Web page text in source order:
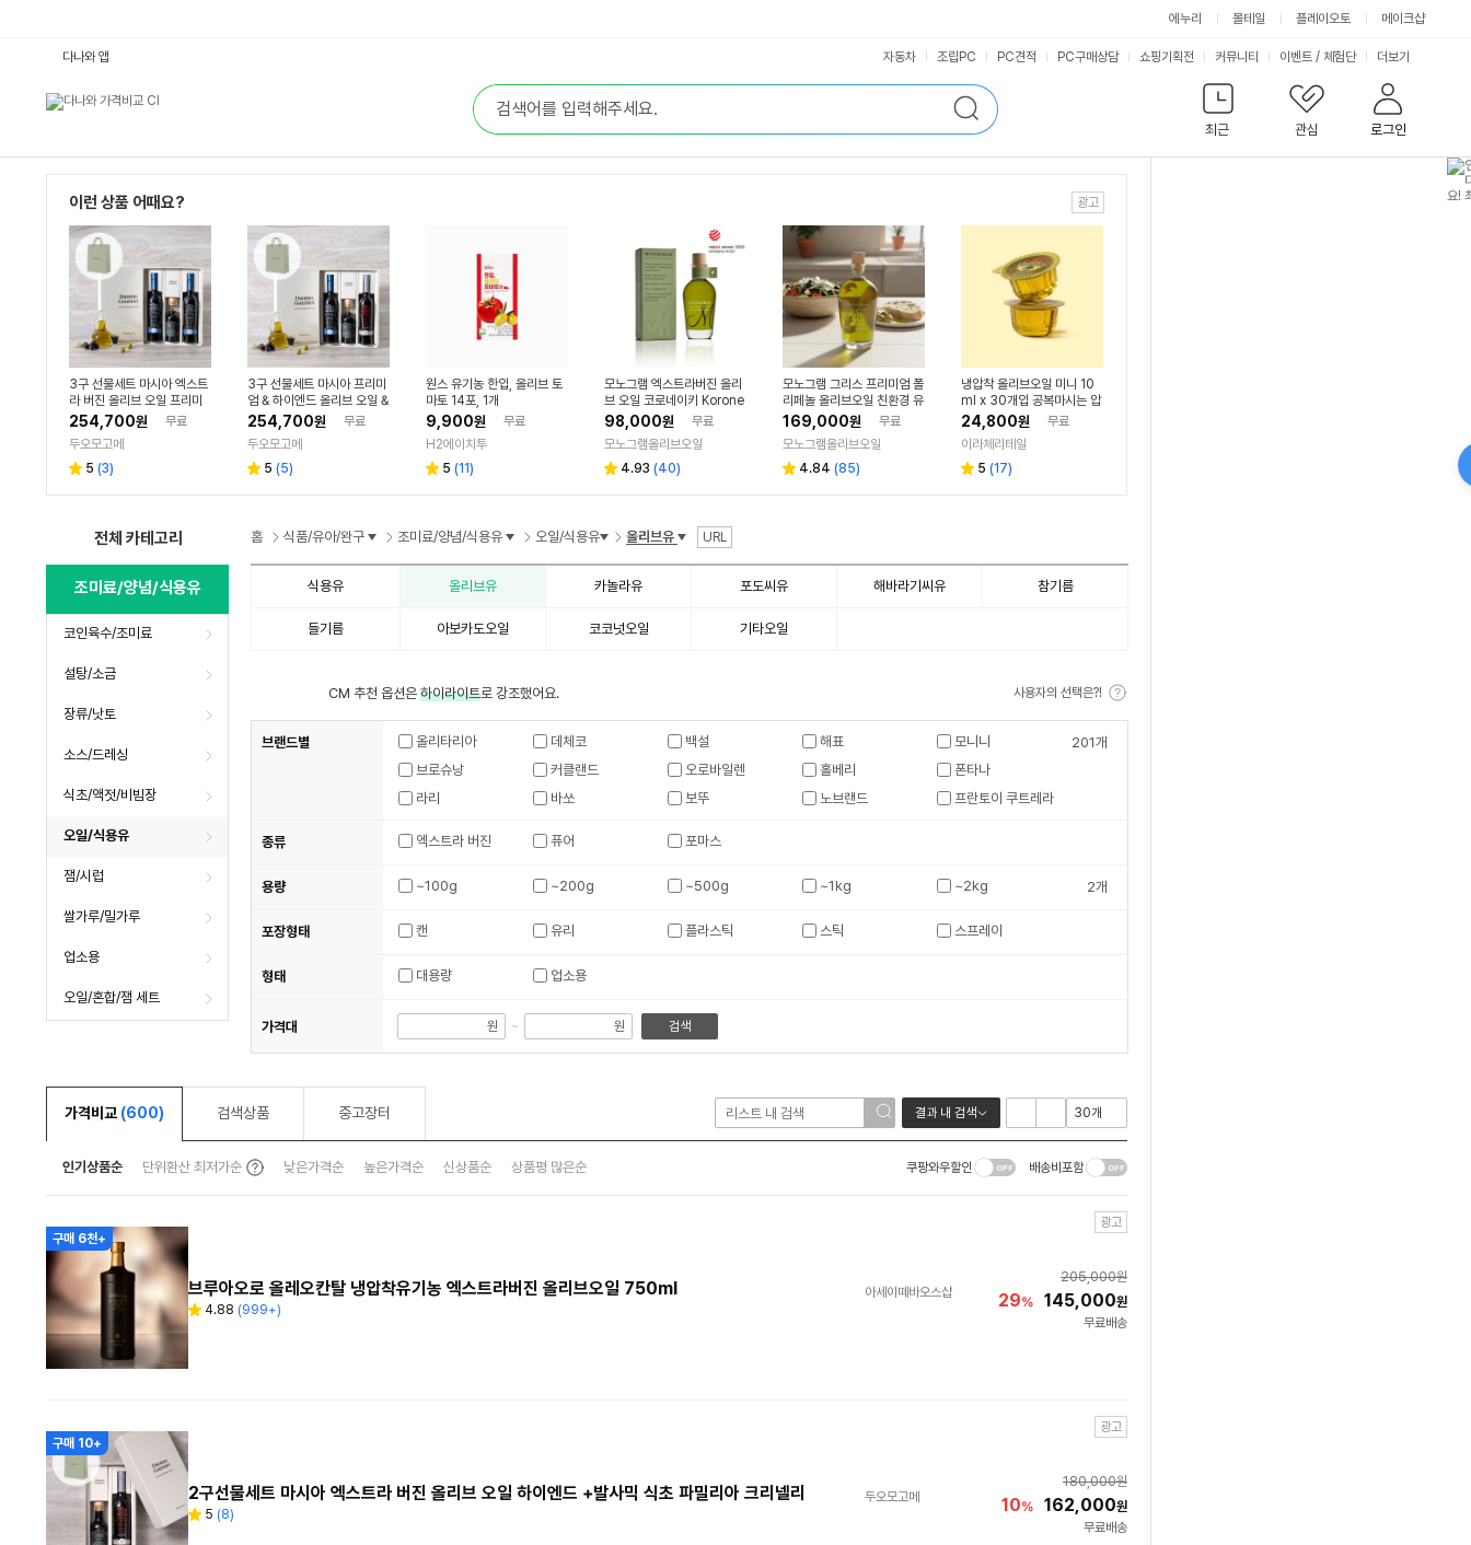
에누리 몰테일 플레이오토
메이크샵
합
검
색
검
색
최근
관심 로그인
다나와 앱 자동차 조립PC PC견적 PC구매상담 쇼핑기획전 커뮤니티 이벤트 / 체험단 서
비
스
더보기
이런 상품 어때요?
3구 선물세트 마시아 엑스트
라 버진 올리브 오일 프리미
엄+발사믹 식초 파밀리아 크
리넬리
254,700원
무료
두오모고메
별 5 리
(3)
3구 선물세트 마시아 프리미
엄 & 하이엔드 올리브 오일 &
파밀리아 크리넬리 발사믹
254,700원
무료
두오모고메
별 5 리
(5)
원스 유기농 한입, 올리브 토
마토 14포, 1개
9,900원
무료
H2에이치투
별 5 리
(11)
모노그램 엑스트라버진 올리
브 오일 코로네이키 Korone
iki 250ml
98,000원
무료
모노그램올리브오일
별 4.93 리
(40)
모노그램 그리스 프리미엄 폴
리페놀 올리브오일 친환경 유
기농블렌드 엑스트라버진 공
복올리브유
169,000원
무료
모노그램올리브오일
별 4.84 리
(85)
냉압착 올리브오일 미니 10
ml x 30개입 공복마시는 압
착 올리브유 효능
24,800원
무료
이라체리테일
별 5 리
(17)
전체 카테고리
조미료/양념/식용유
코인육수/조미료
설탕/소금
장류/낫토
소스/드레싱
식초/액젓/비빔장
오일/식용유
잼/시럽
쌀가루/밀가루
업소용
오일/혼합/잼 세트
홈 식품/유아/완구 조미료/양념/식용유 오일/식용유 올리브유 URL
식용유 올리브유 카놀라유 포도씨유 해바라기씨유 참기름
들기름 아보카도오일 코코넛오일 기타오일
CM 추천 옵션은 하이라이트로 강조했어요. 사용자의 선택은?!
브랜드별 올리타리아 데체코 백설 해표
모니니
브로슈낭
커클랜드 오로바일렌 홀베리
폰타나
라리
바쏘 보뚜 노브랜드 프란토이 쿠트레라
201개
종류 엑스트라 버진 퓨어 포마스
용량 ~100g ~200g ~500g ~1kg ~2kg 2개
포장형태 캔 유리 플라스틱 스틱 스프레이
형태 대용량 업소용
가격대 원 ~ 원 검색
가격비교 (600) 검색상품 중고장터 결과 내 검색
인기상품순 단위환산 최저가순툴
팁
보
낮은가격순 높은가격순 신상품순 상품평 많은순 쿠팡와우할인 배송비포함
광고
구매 6천+
브루아오로 올레오칸탈 냉압착유기농 엑스트라버진 올리브오일 750ml
별
점
4.88
리
(999+)
아세이떼바오스샵
205,000원
29% 145,000원
무료배송
광고
구매 10+
2구선물세트 마시아 엑스트라 버진 올리브 오일 하이엔드 +발사믹 식초 파밀리아 크리넬리
별
점
5
리
(8)
두오모고메
180,000원
10% 162,000원
무료배송